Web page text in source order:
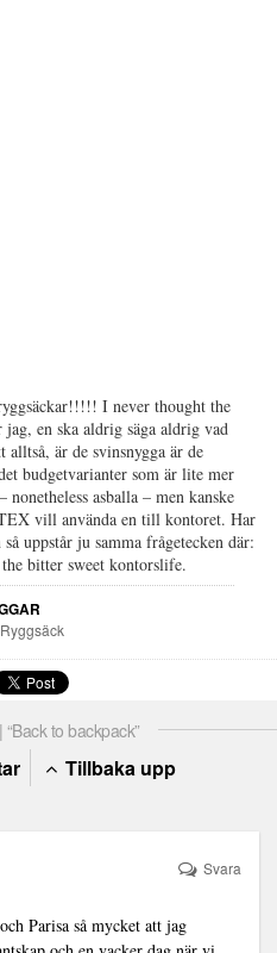
I never thought the
jag, en ska aldrig säga aldrig vad
är de svinsnygga är de
budgetvarianter som är lite mer
asballa – men kanske
vill använda en till kontoret. Har
uppstår ju samma frågetecken där:
bitter sweet kontorslife.
Ryggsäck
to backpack”
Tillbaka upp
Parisa så mycket att jag
Svara